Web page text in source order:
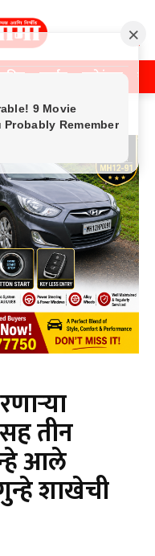
क्राईम मनोरंजन
तीन
आले
शाखेची